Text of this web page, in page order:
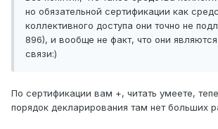
но обязательной сертификации как
коллективного доступа они точно не
896), и вообще не факт, что они
связи:)
По сертификации вам +, читать умеете,
порядок декларирования там нет больших